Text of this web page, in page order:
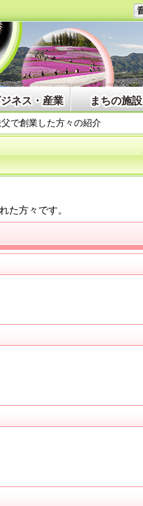
ネス・産業 まちの施設
で創業した方々の紹介
た方々です。